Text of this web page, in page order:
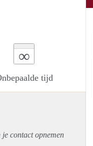
∞
tijd
contact opnemen